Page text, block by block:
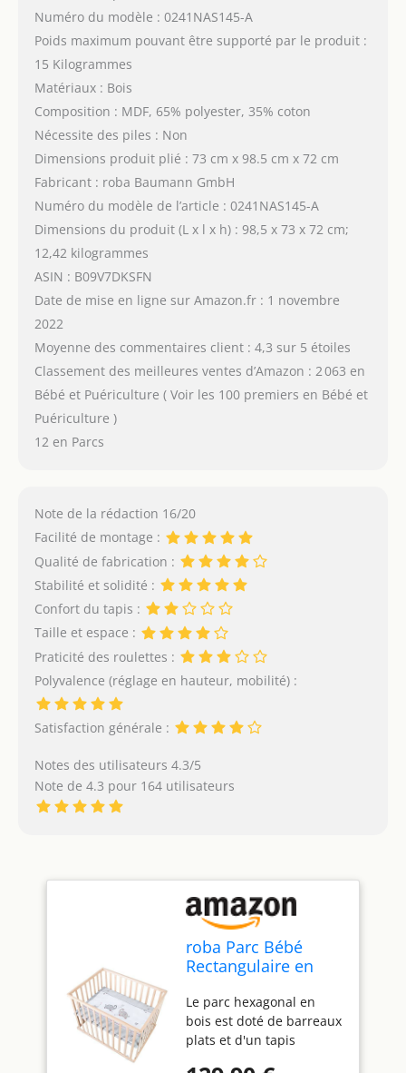
Numéro du modèle : 0241NAS145-A
Poids maximum pouvant être supporté par le produit :
15 Kilogrammes
Matériaux : Bois
Composition : MDF, 65% polyester, 35% coton
Nécessite des piles : Non
Dimensions produit plié : 73 cm x 98.5 cm x 72 cm
Fabricant : roba Baumann GmbH
Numéro du modèle de l’article : 0241NAS145-A
Dimensions du produit (L x l x h) : 98,5 x 73 x 72 cm;
12,42 kilogrammes
ASIN : B09V7DKSFN
Date de mise en ligne sur Amazon.fr : 1 novembre
2022
Moyenne des commentaires client : 4,3 sur 5 étoiles
Classement des meilleures ventes d’Amazon : 2 063 en
Bébé et Puériculture ( Voir les 100 premiers en Bébé et
Puériculture )
12 en Parcs
Note de la rédaction 16/20
Facilité de montage :
Qualité de fabrication :
Stabilité et solidité :
Confort du tapis :
Taille et espace :
Praticité des roulettes :
Polyvalence (réglage en hauteur, mobilité) :
Satisfaction générale :
Notes des utilisateurs 4.3/5
Note de 4.3 pour 164 utilisateurs
roba Parc Bébé
Rectangulaire en
"Jumbotwins" +
Tapis de Parc Bébé
et Roues Avec Freins
Le parc hexagonal en
bois est doté de barreaux
plats et d'un tapis